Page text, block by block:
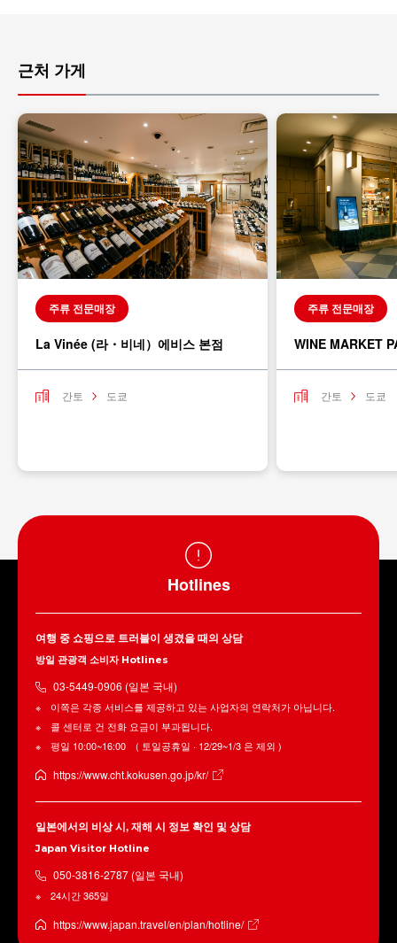
근처 가게
주류 전문매장
La Vinée (라・비네）에비스 본점
간토 도쿄
주류 전문매장
WINE MARKET
간토 도쿄
Hotlines
여행 중 쇼핑으로 트러블이 생겼을 때의 상담
방일 관광객 소비자 Hotlines
03-5449-0906 (일본 국내)
이쪽은 각종 서비스를 제공하고 있는 사업자의 연락처가 아닙니다.
콜 센터로 건 전화 요금이 부과됩니다.
평일 10:00~16:00 ( 토일공휴일 · 12/29~1/3 은 제외 )
https://www.cht.kokusen.go.jp/kr/
일본에서의 비상 시, 재해 시 정보 확인 및 상담
Japan Visitor Hotline
050-3816-2787 (일본 국내)
24시간 365일
https://www.japan.travel/en/plan/hotline/